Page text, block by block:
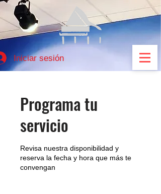
Iniciar sesión
Programa tu
servicio
Revisa nuestra disponibilidad y
reserva la fecha y hora que más te
convengan